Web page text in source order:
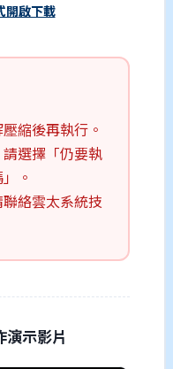
開啟下載
縮後再執行。
選擇「仍要執
。
絡雲太系統技
演示影片